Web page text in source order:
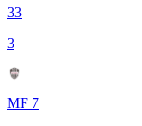
33
3
MF 7